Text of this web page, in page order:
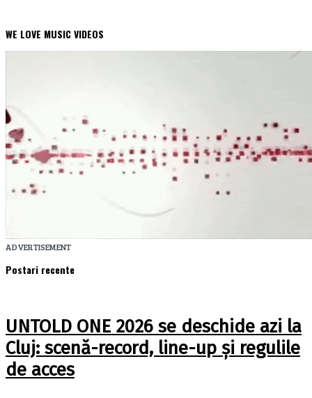
WE LOVE MUSIC VIDEOS
ADVERTISEMENT
Postari recente
UNTOLD ONE 2026 se deschide azi la
Cluj: scenă-record, line-up și regulile
de acces